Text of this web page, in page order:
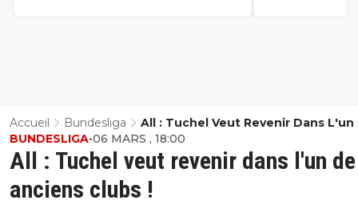
Accueil Bundesliga
All : Tuchel Veut Revenir Dans L'un
Ses Anciens Clubs !
All : Tuchel veut revenir dans l'un
anciens clubs !
BUNDESLIGA•06 MARS , 18:00